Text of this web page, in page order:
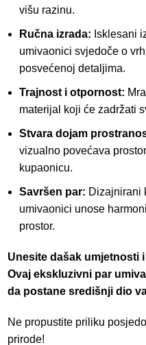
višu razinu.
Ručna izrada: Isklesani
umivaonici svjedoče o
posvećenoj detaljima.
Trajnost i otpornost:
materijal koji će zadržati
Stvara dojam
vizualno povećava
kupaonicu.
Savršen par: Dizajnirani
umivaonici unose
prostor.
Unesite dašak umjetnosti
Ovaj ekskluzivni par
da postane središnji dio
Ne propustite priliku
prirode!